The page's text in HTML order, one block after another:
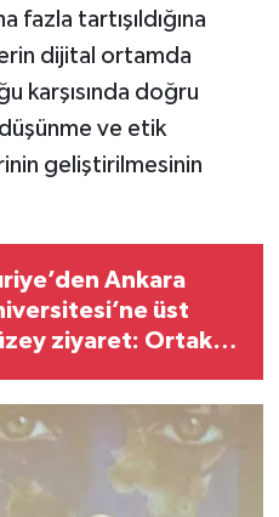
fazla tartışıldığına
dijital ortamda
karşısında doğru
ve etik
geliştirilmesinin
Ankara
üst
ziyaret: Ortak